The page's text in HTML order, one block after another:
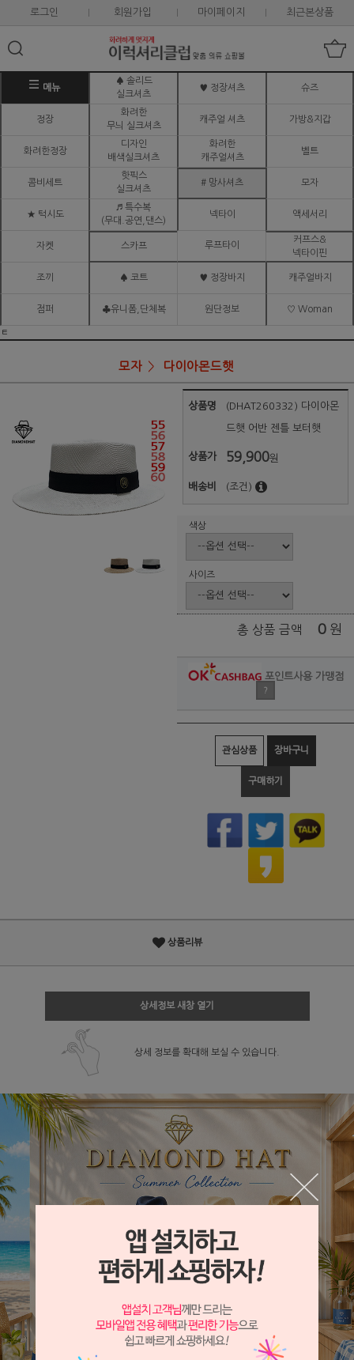
로그인 회원가입 마이페이지 최근본상품
메뉴
♠ 솔리드
실크셔츠
♥ 정장셔츠 슈즈
정장
화려한
무늬 실크셔츠
캐주얼 셔츠 가방&지갑
화려한정장
디자인
배색실크셔츠
화려한
캐주얼셔츠
벨트
콤비세트
핫픽스
실크셔츠
# 망사셔츠 모자
★ 턱시도
♬ 특수복
(무대.공연,댄스)
넥타이 액세서리
자켓 스카프 루프타이
커프스&
넥타이핀
조끼 ♠ 코트 ♥ 정장바지 캐주얼바지
점퍼 ♣유니폼,단체복 원단정보 ♡ Woman
ㅌ
모자 다이아몬드햇
상품명 (DHAT260332) 다이아몬
드햇 어반 젠틀 보터햇
상품가 59,900원
배송비 (조건)
색상
사이즈
총 상품 금액 0 원
포인트사용 가맹점
?
관심상품 장바구니
구매하기
상품리뷰
상세정보 새창 열기
상세 정보를 확대해 보실 수 있습니다.